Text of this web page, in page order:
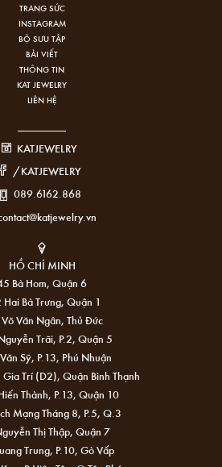
TRANG SỨC
INSTAGRAM
BỘ SƯU TẬP
BÀI VIẾT
THÔNG TIN
KAT JEWELRY
LIÊN HỆ
KATJEWELRY
/KATJEWELRY
089.6162.868
HỒ CHÍ MINH
Bà Hom, Quận 6
Bà Trưng, Quận 1
Văn Ngân, Thủ Đức
Trãi, P.2, Quận 5
Sỹ, P.13, Phú Nhuận
Trí (D2), Quận Bình Thạnh
Thành, P.13, Quận 10
Mạng Tháng 8, P.5, Q.3
Thị Thập, Quận 7
Trung, P.10, Gò Vấp